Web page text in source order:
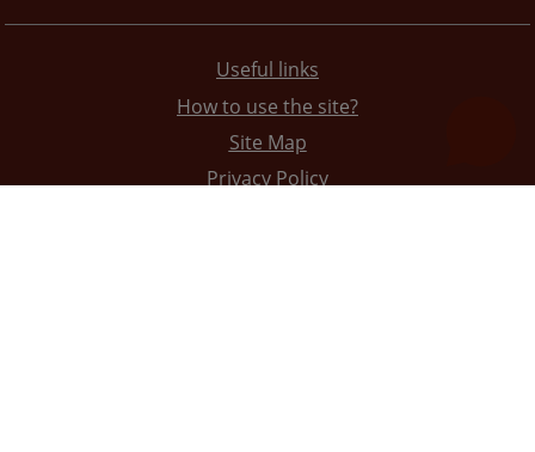
Useful links
How to use the site?
Site Map
Privacy Policy